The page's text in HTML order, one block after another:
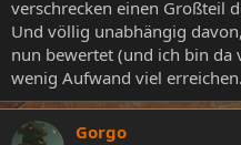
verschrecken einen Großteil
Und völlig unabhängig
nun bewertet (und ich bin
wenig Aufwand viel erreichen.
Gorgo